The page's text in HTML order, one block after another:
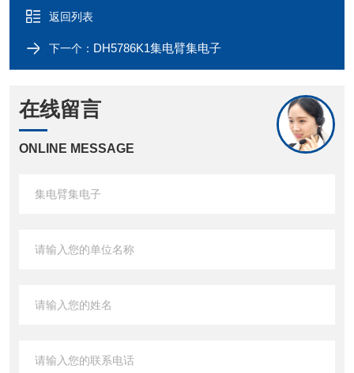
返回列表
下一个： DH5786K1集电臂集电子
在线留言
ONLINE MESSAGE